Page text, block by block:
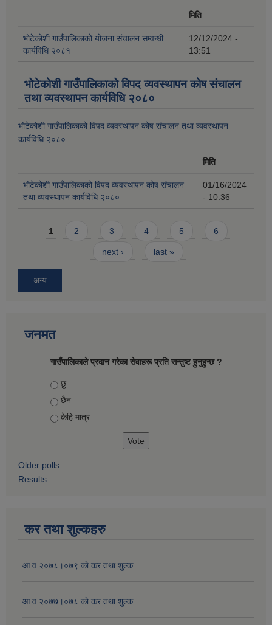
मिति
भोटेकोशी गाउँपालिकाको योजना संचालन सम्वन्धी
कार्यविधि २०८१
12/12/2024 -
13:51
भोटेकोशी गाउँपालिकाको विपद व्यवस्थापन कोष संचालन
तथा व्यवस्थापन कार्यविधि २०८०
भोटेकोशी गाउँपालिकाको विपद व्यवस्थापन कोष संचालन तथा व्यवस्थापन
कार्यविधि २०८०
मिति
भोटेकोशी गाउँपालिकाको विपद व्यवस्थापन कोष संचालन
तथा व्यवस्थापन कार्यविधि २०८०
01/16/2024
- 10:36
Pages
1 2 3 4 5 6
next › last »
अन्य
जनमत
गाउँपालिकाले प्रदान गरेका सेवाहरू प्रति सन्तुष्ट हुनुहुन्छ ?
Choices
छु
छैन
केहि मात्र
Older polls
Results
कर तथा शुल्कहरु
आ व २०७८।०७९ काे कर तथा शुल्क
आ व २०७७।०७८ काे कर तथा शुल्क